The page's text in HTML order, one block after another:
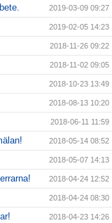
2019-03-09 09:27
2019-02-05 14:23
2018-11-26 09:22
2018-11-02 09:05
2018-10-23 13:49
2018-08-13 10:20
2018-06-11 11:59
2018-05-14 08:52
2018-05-07 14:13
2018-04-24 12:52
2018-04-24 08:30
2018-04-23 14:26